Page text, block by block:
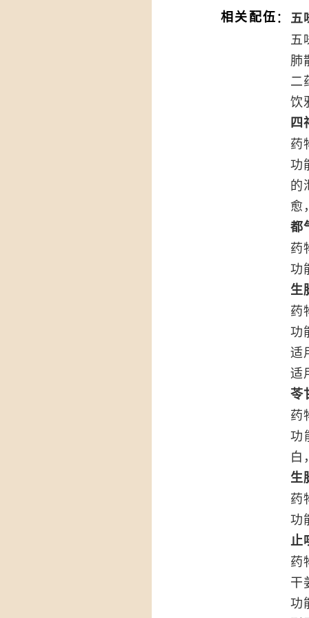
相关配伍： 五
五
肺
二
饮
四
药
功
的
愈
都
药
功
生
药
功
适
适
苓
药
功
白
生
药
功
止
药
干
功